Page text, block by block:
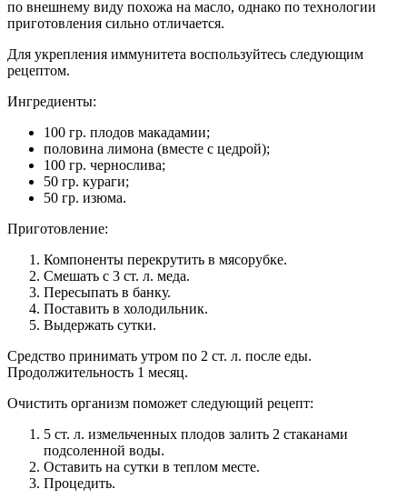
по внешнему виду похожа на масло, однако по технологии
приготовления сильно отличается.
Для укрепления иммунитета воспользуйтесь следующим
рецептом.
Ингредиенты:
100 гр. плодов макадамии;
половина лимона (вместе с цедрой);
100 гр. чернослива;
50 гр. кураги;
50 гр. изюма.
Приготовление:
Компоненты перекрутить в мясорубке.
Смешать с 3 ст. л. меда.
Пересыпать в банку.
Поставить в холодильник.
Выдержать сутки.
Средство принимать утром по 2 ст. л. после еды.
Продолжительность 1 месяц.
Очистить организм поможет следующий рецепт:
5 ст. л. измельченных плодов залить 2 стаканами
подсоленной воды.
Оставить на сутки в теплом месте.
Процедить.